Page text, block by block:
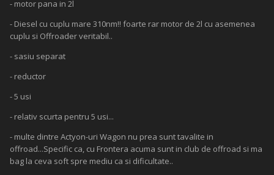
- motor pana in 2l
- Diesel cu cuplu mare 310nm!! foarte rar motor de 2l cu asemenea
cuplu si Offroader veritabil..
- sasiu separat
- reductor
- 5 usi
- relativ scurta pentru 5 usi...
- multe dintre Actyon-uri Wagon nu prea sunt tavalite in
offroad...Specific ca, cu Frontera acuma sunt in club de offroad si ma
bag la ceva soft spre mediu ca si dificultate..